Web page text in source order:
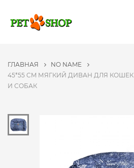
ГЛАВНАЯ
NO NAME
45*55 CM МЯГКИЙ ДИВАН ДЛЯ КОШЕК
И СОБАК